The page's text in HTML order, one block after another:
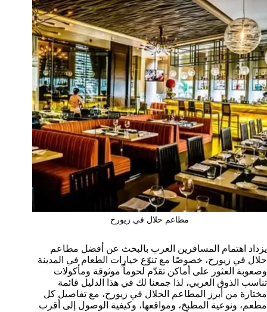
مطاعم حلال في زيورخ
يزداد اهتمام المسافرين العرب بالبحث عن أفضل مطاعم
حلال في زيورخ، خصوصًا مع تنوّع خيارات الطعام في المدينة
وصعوبة العثور على أماكن تقدّم لحوماً موثوقة ومأكولات
تناسب الذوق العربي، لذا جمعنا لك في هذا الدليل قائمة
مختارة من أبرز المطاعم الحلال في زيورخ، مع تفاصيل كل
مطعم، ونوعية المطبخ، ومواقعها، وكيفية الوصول إلى أقرب